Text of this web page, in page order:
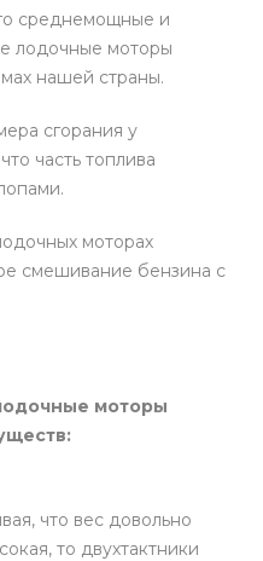
среднемощные и
лодочные моторы
нашей страны.
сгорания у
часть топлива
моторах
смешивание бензина с
моторы
что вес довольно
то двухтактники